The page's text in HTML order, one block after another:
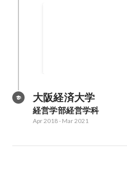
大阪経済大学
経営学部経営学科
Apr 2018- Mar 2021